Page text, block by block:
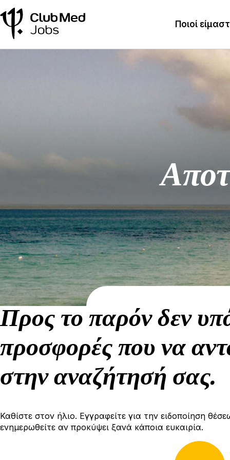
Ποιοί
Προς το παρόν δεν
προσφορές που να
στην αναζήτησή σας.
Καθίστε στον ήλιο. Εγγραφείτε για την ειδοποίηση
ενημερωθείτε αν προκύψει ξανά κάποια ευκαιρία.